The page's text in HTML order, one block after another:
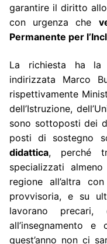
garantire il diritto
con urgenza che
Permanente per
La richiesta ha
indirizzata Marco
rispettivamente
dell’Istruzione,
sono sottoposti dei
posti di sostegno
didattica, perché
specializzati
regione all’altra con
provvisoria, e su
lavorano
all’insegnamento e
quest’anno non ci